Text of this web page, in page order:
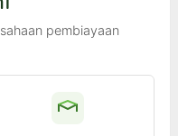
pembiayaan